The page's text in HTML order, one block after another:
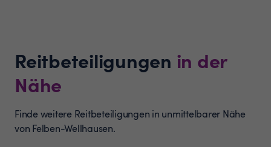
Reitbeteiligungen in der
Nähe
Finde weitere Reitbeteiligungen in unmittelbarer Nähe
von Felben-Wellhausen.